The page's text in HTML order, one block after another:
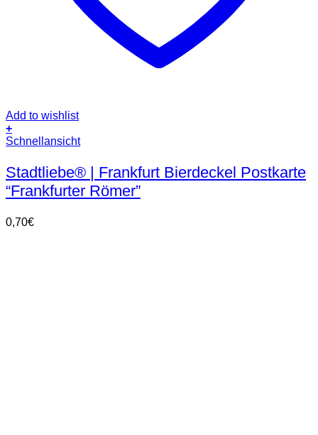
Add to wishlist
+
Schnellansicht
Stadtliebe® | Frankfurt Bierdeckel Postkarte
“Frankfurter Römer”
0,70€